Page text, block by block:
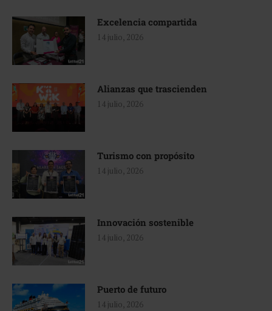
Excelencia compartida
14 julio, 2026
Alianzas que trascienden
14 julio, 2026
Turismo con propósito
14 julio, 2026
Innovación sostenible
14 julio, 2026
Puerto de futuro
14 julio, 2026